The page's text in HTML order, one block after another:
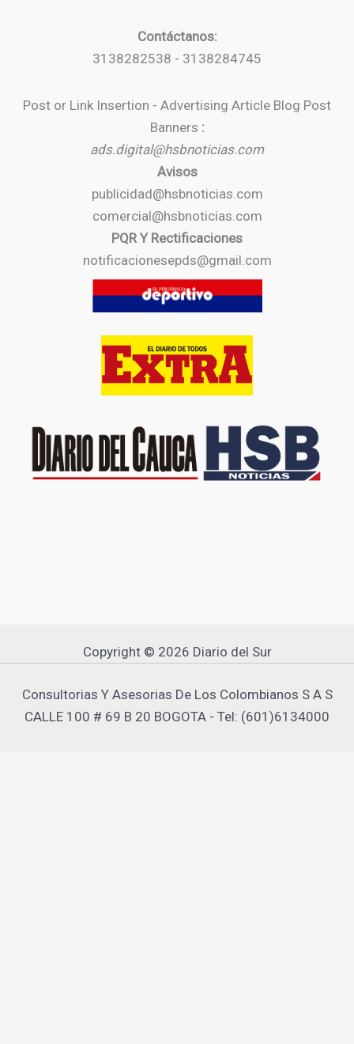
Contáctanos:
3138282538 - 3138284745
Post or Link Insertion - Advertising Article Blog Post
Banners :
ads.digital@hsbnoticias.com
Avisos
publicidad@hsbnoticias.com
comercial@hsbnoticias.com
PQR Y Rectificaciones
notificacionesepds@gmail.com
Copyright © 2026 Diario del Sur
Consultorias Y Asesorias De Los Colombianos S A S
CALLE 100 # 69 B 20 BOGOTA - Tel: (601)6134000